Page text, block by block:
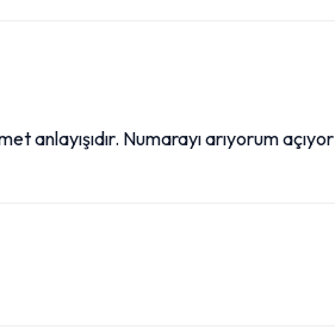
anlayışıdır. Numarayı arıyorum açıyor